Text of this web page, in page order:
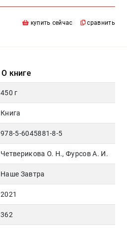
купить сейчас сравнить
О книге
450 г
Книга
978-5-6045881-8-5
Четверикова О. Н., Фурсов А. И.
Наше Завтра
2021
362